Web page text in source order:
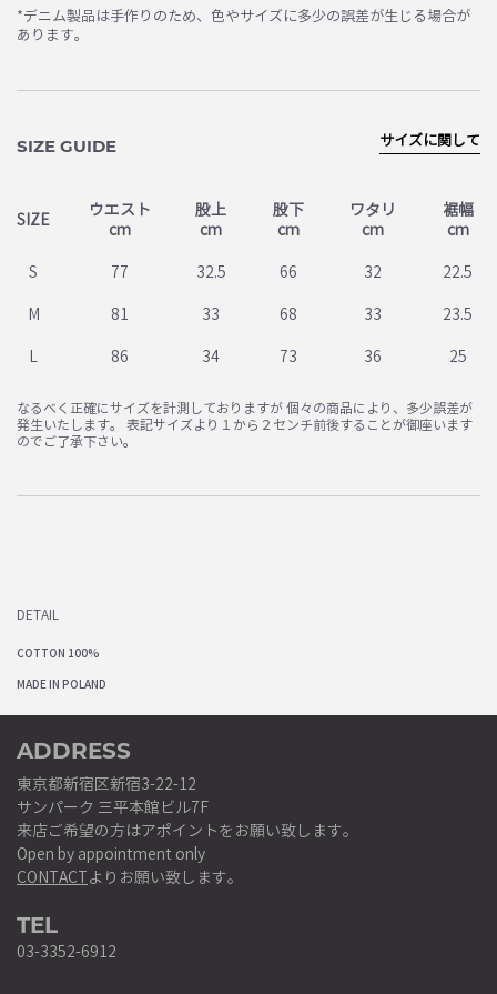
*デニム製品は手作りのため、色やサイズに多少の誤差が生じる場合が
あります。
SIZE GUIDE
SIZE
ウエスト
cm
股上
cm
股下
cm
ワタリ
cm
裾幅
cm
S 77 32.5 66 32 22.5
M 81 33 68 33 23.5
L 86 34 73 36 25
サイズに関して
なるべく正確にサイズを計測しておりますが 個々の商品により、多少誤差が
発生いたします。 表記サイズより１から２センチ前後することが御座います
のでご了承下さい。
DETAIL
COTTON 100%
MADE IN POLAND
ADDRESS
東京都新宿区新宿3-22-12
サンパーク 三平本館ビル7F
来店ご希望の方はアポイントをお願い致します。
Open by appointment only
CONTACTよりお願い致します。
TEL
03-3352-6912